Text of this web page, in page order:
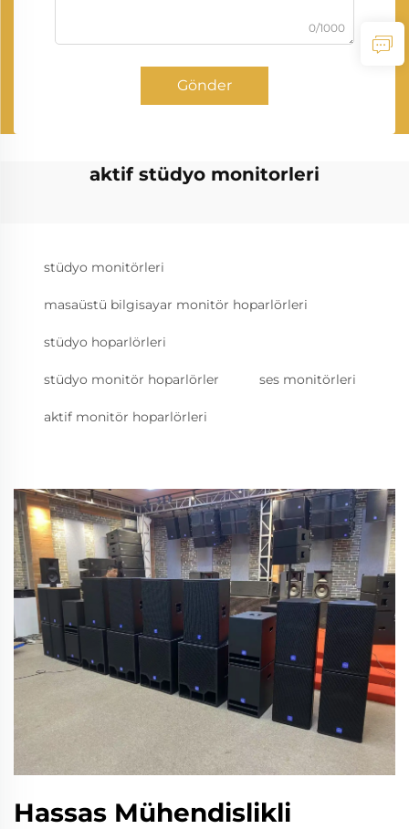
0/1000
Gönder
aktif stüdyo monitorleri
stüdyo monitörleri
masaüstü bilgisayar monitör hoparlörleri
stüdyo hoparlörleri
stüdyo monitör hoparlörler ses monitörleri
aktif monitör hoparlörleri
Hassas Mühendislikli